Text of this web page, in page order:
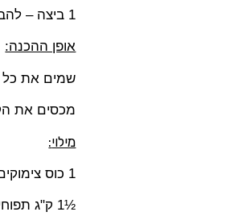
1 ביצה –
אופן ההכנה:
שמים את כל
מכסים את
מילוי:
1 כוס
½1 ק"ג תפוחי עץ גרנד סמית